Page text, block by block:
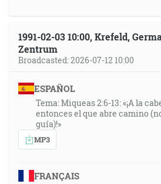
1991-02-03 10:00, Krefeld,
Zentrum
Broadcasted: 2026-07-12 10:00
ESPAÑOL
Tema: Miqueas 2:6-13: «¡A la
entonces el que abre camino
guía)!»
MP3
FRANÇAIS